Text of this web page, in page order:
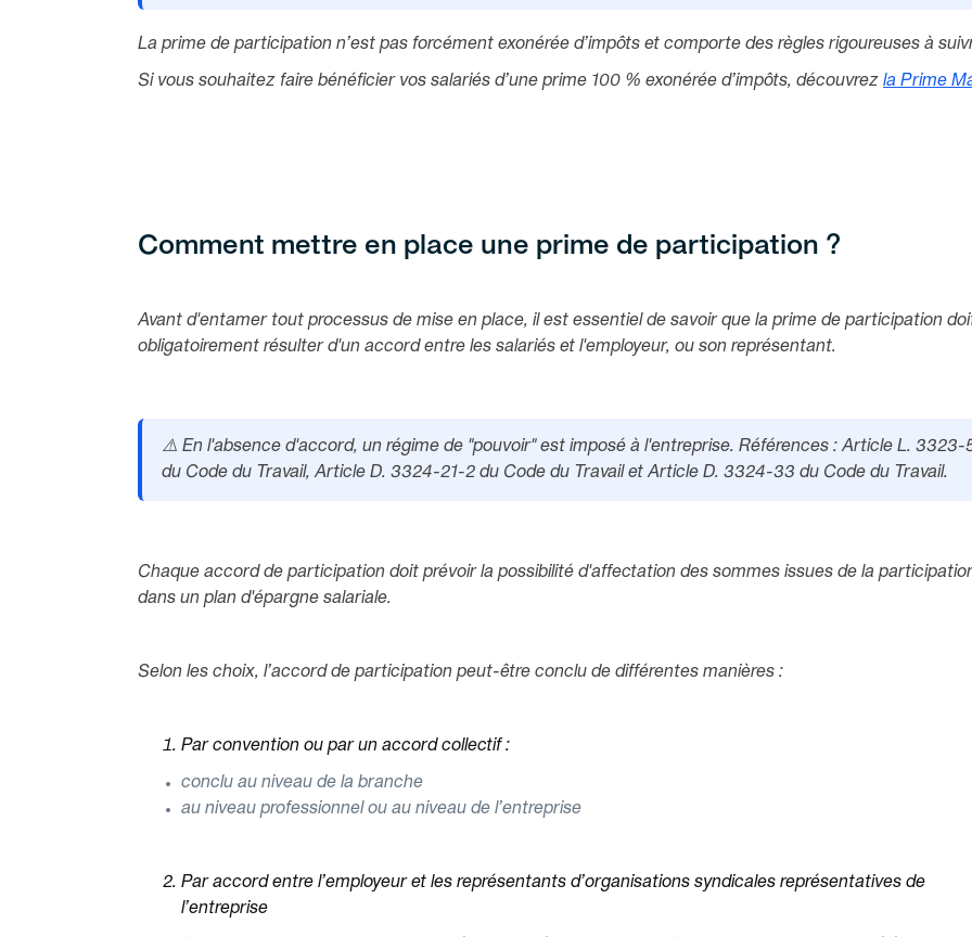
La prime de participation n’est pas forcément exonérée d’impôts et comporte des règles rigoureuses à
Si vous souhaitez faire bénéficier vos salariés d’une prime 100 % exonérée d’impôts, découvrez la Prime
Comment mettre en place une prime de participation ?
Avant d'entamer tout processus de mise en place, il est essentiel de savoir que la prime de participation
obligatoirement résulter d'un accord entre les salariés et l'employeur, ou son représentant.
⚠️ En l'absence d'accord, un régime de "pouvoir" est imposé à l'entreprise. Références : Article L. 3323-
du Code du Travail, Article D. 3324-21-2 du Code du Travail et Article D. 3324-33 du Code du Travail.
Chaque accord de participation doit prévoir la possibilité d'affectation des sommes issues de la
dans un plan d'épargne salariale.
Selon les choix, l’accord de participation peut-être conclu de différentes manières :
Par convention ou par un accord collectif :
conclu au niveau de la branche
au niveau professionnel ou au niveau de l’entreprise
Par accord entre l’employeur et les représentants d’organisations syndicales représentatives de
l’entreprise